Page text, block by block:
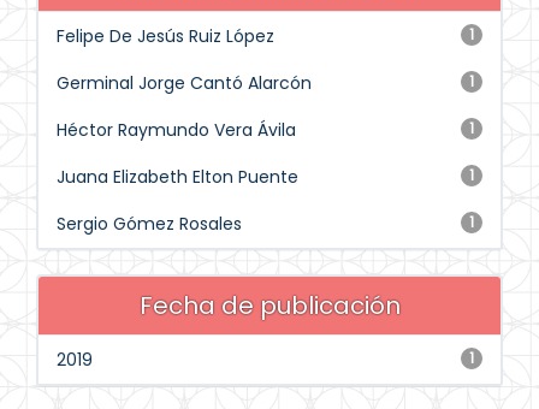
1
Felipe De Jesús Ruiz López
1
Germinal Jorge Cantó Alarcón
1
Héctor Raymundo Vera Ávila
1
Juana Elizabeth Elton Puente
1
Sergio Gómez Rosales
Fecha de publicación
1
2019